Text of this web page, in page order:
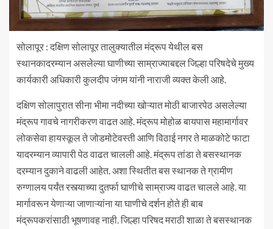
सोलापूर : दक्षिण सोलापूर तालुक्यातील मंद्रूप येथील बस
स्थानकादरम्यान असलेल्या घाणीच्या साम्राज्याबद्दल जिल्हा परिषदेचे मुख्य
कार्यकारी अधिकारी कुलदीप जंगम यांनी नाराजी व्यक्त केली आहे.
दक्षिण सोलापुरात सीना भीमा नदीच्या खोऱ्यात मोठी बाजारपेठ असलेल्या
मंद्रूप गावचे नागरीकरण वाढत आहे. मंद्रूप मोहोळ बायपास महामार्गावर
लोकसेवा हायस्कूल ते जोडमोटेवस्ती आणि विठाई नगर ते माळकोटे फाटा
यादरम्यान व्यापारी पेठ वाढत चालली आहे. मंद्रूप तांडा ते बसस्थानक
दरम्यान दुकाने वाढली आहेत. अशा स्थितीत बस स्थानक ते ग्रामीण
रुग्णालय पर्यंत रस्त्याच्या दुतर्फा घाणीचे साम्राज्य वाढत चालले आहे. या
मार्गावरून येणाऱ्या जाणाऱ्यांना या घाणीचे दर्शन होते ही बाब
मंद्रूपकरांसाठी भूषणावह नाही. जिल्हा परिषद मराठी शाळा ते बसस्थानक